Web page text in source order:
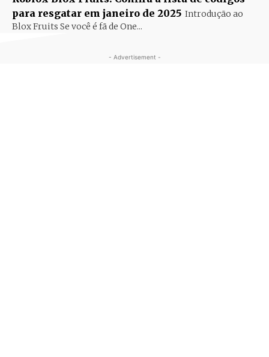
para resgatar em janeiro de 2025 Introdução ao
Blox Fruits Se você é fã de One...
- Advertisement -